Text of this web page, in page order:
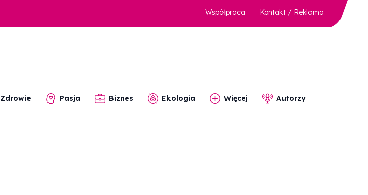
Współpraca Kontakt / Reklama
Zdrowie Pasja Biznes Ekologia Więcej Autorzy